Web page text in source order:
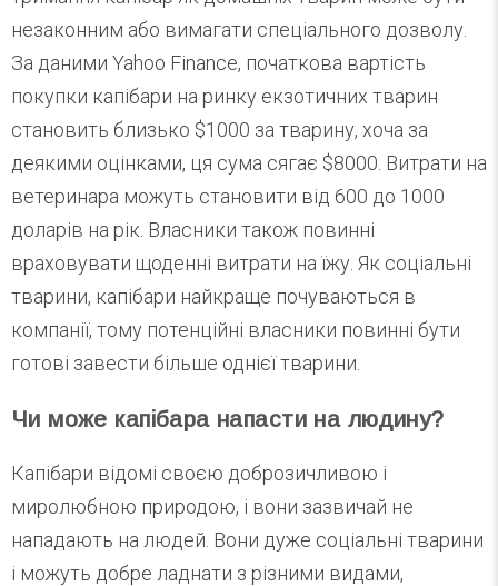
незаконним або вимагати спеціального дозволу.
За даними Yahoo Finance, початкова вартість
покупки капібари на ринку екзотичних тварин
становить близько $1000 за тварину, хоча за
деякими оцінками, ця сума сягає $8000. Витрати на
ветеринара можуть становити від 600 до 1000
доларів на рік. Власники також повинні
враховувати щоденні витрати на їжу. Як соціальні
тварини, капібари найкраще почуваються в
компанії, тому потенційні власники повинні бути
готові завести більше однієї тварини.
Чи може капібара напасти на людину?
Капібари відомі своєю доброзичливою і
миролюбною природою, і вони зазвичай не
нападають на людей. Вони дуже соціальні тварини
і можуть добре ладнати з різними видами,